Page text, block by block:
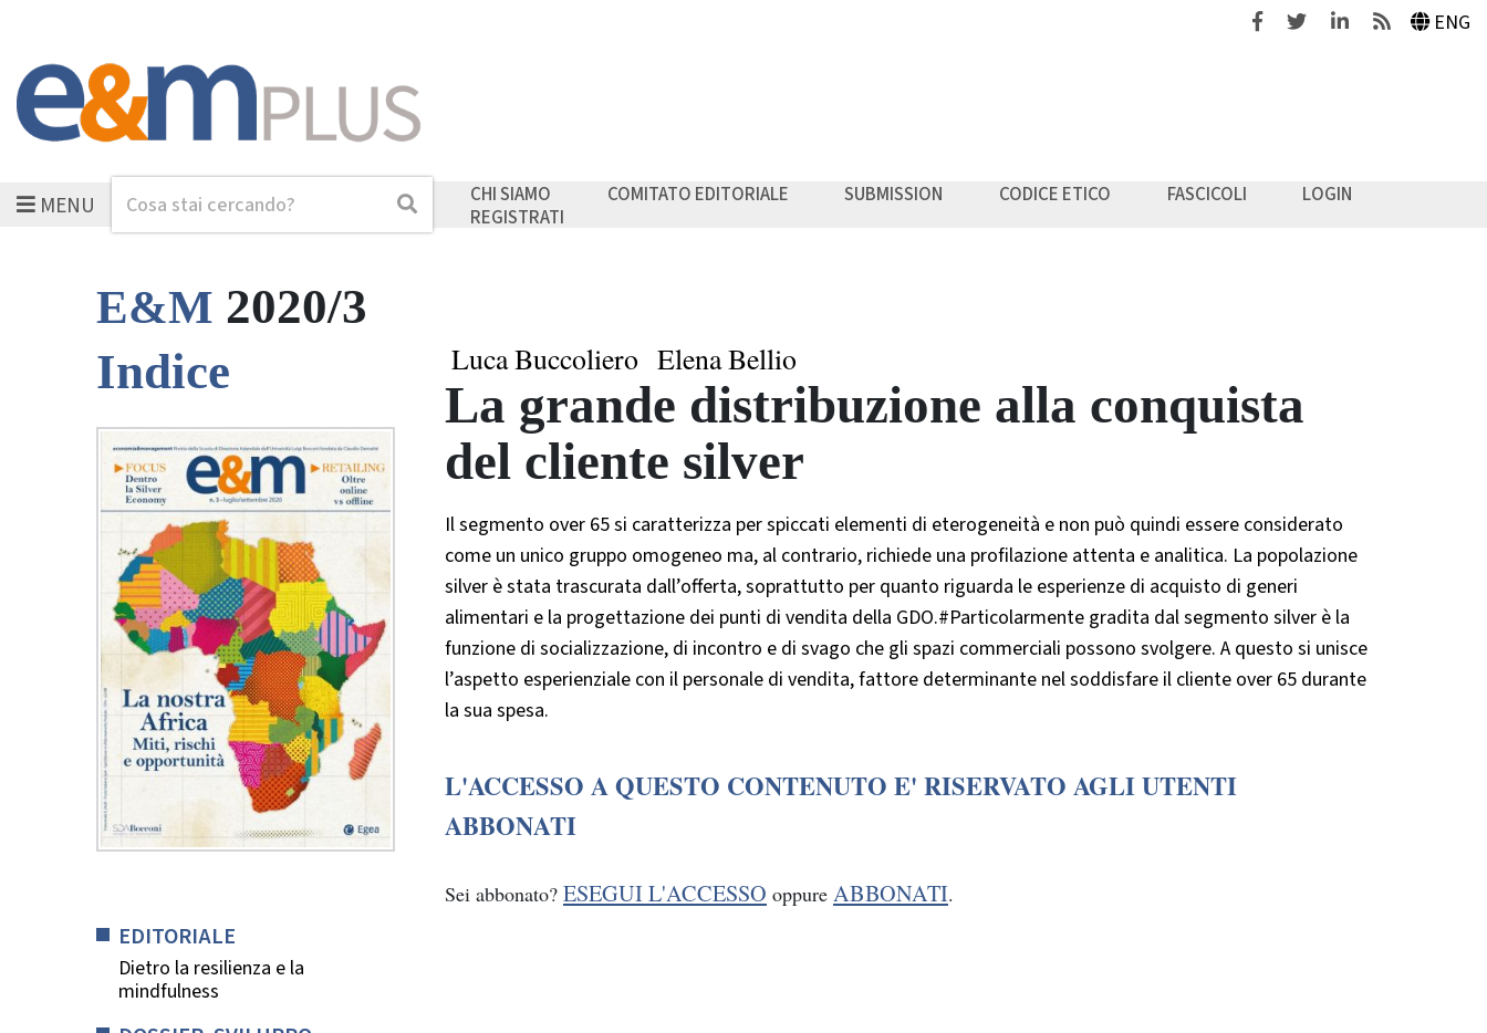
FacebookTwitterLinkedinFeeds ENG
MENUCerca Cerca CHI SIAMO COMITATO EDITORIALE SUBMISSION CODICE ETICO FASCICOLI
LOGIN
REGISTRATI
E&M 2020/3
Indice
EDITORIALE
Dietro la resilienza e la
mindfulness
Luca Buccoliero Elena Bellio
La grande distribuzione alla conquista
del cliente silver
Il segmento over 65 si caratterizza per spiccati elementi di eterogeneità e non può quindi essere considerato
come un unico gruppo omogeneo ma, al contrario, richiede una profilazione attenta e analitica. La popolazione
silver è stata trascurata dall’offerta, soprattutto per quanto riguarda le esperienze di acquisto di generi
alimentari e la progettazione dei punti di vendita della GDO.#Particolarmente gradita dal segmento silver è la
funzione di socializzazione, di incontro e di svago che gli spazi commerciali possono svolgere. A questo si unisce
l’aspetto esperienziale con il personale di vendita, fattore determinante nel soddisfare il cliente over 65 durante
la sua spesa.
L'ACCESSO A QUESTO CONTENUTO E' RISERVATO AGLI UTENTI
ABBONATI
Sei abbonato? ESEGUI L'ACCESSO oppure ABBONATI.